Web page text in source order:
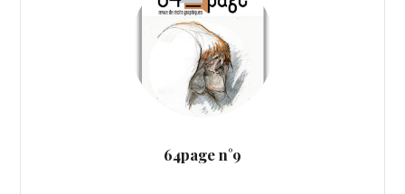
64page n°9